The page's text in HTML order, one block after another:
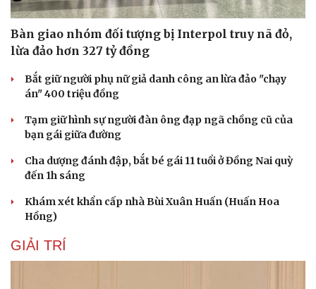
Bàn giao nhóm đối tượng bị Interpol truy nã đỏ,
lừa đảo hơn 327 tỷ đồng
Bắt giữ người phụ nữ giả danh công an lừa đảo "chạy
án" 400 triệu đồng
Tạm giữ hình sự người đàn ông đạp ngã chồng cũ của
bạn gái giữa đường
Cha dượng đánh đập, bắt bé gái 11 tuổi ở Đồng Nai quỳ
đến 1h sáng
Khám xét khẩn cấp nhà Bùi Xuân Huấn (Huấn Hoa
Hồng)
GIẢI TRÍ